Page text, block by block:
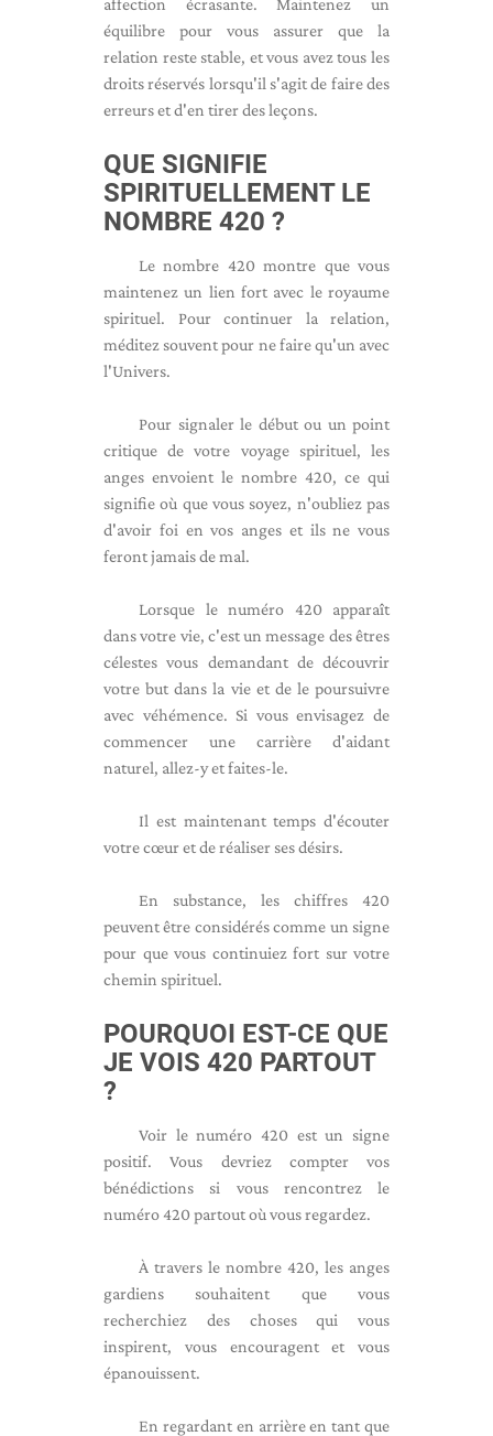
affection écrasante. Maintenez un
équilibre pour vous assurer que la
relation reste stable, et vous avez tous les
droits réservés lorsqu'il s'agit de faire des
erreurs et d'en tirer des leçons.
QUE SIGNIFIE
SPIRITUELLEMENT LE
NOMBRE 420 ?
Le nombre 420 montre que vous
maintenez un lien fort avec le royaume
spirituel. Pour continuer la relation,
méditez souvent pour ne faire qu'un avec
l'Univers.
Pour signaler le début ou un point
critique de votre voyage spirituel, les
anges envoient le nombre 420, ce qui
signifie où que vous soyez, n'oubliez pas
d'avoir foi en vos anges et ils ne vous
feront jamais de mal.
Lorsque le numéro 420 apparaît
dans votre vie, c'est un message des êtres
célestes vous demandant de découvrir
votre but dans la vie et de le poursuivre
avec véhémence. Si vous envisagez de
commencer une carrière d'aidant
naturel, allez-y et faites-le.
Il est maintenant temps d'écouter
votre cœur et de réaliser ses désirs.
En substance, les chiffres 420
peuvent être considérés comme un signe
pour que vous continuiez fort sur votre
chemin spirituel.
POURQUOI EST-CE QUE
JE VOIS 420 PARTOUT
?
Voir le numéro 420 est un signe
positif. Vous devriez compter vos
bénédictions si vous rencontrez le
numéro 420 partout où vous regardez.
À travers le nombre 420, les anges
gardiens souhaitent que vous
recherchiez des choses qui vous
inspirent, vous encouragent et vous
épanouissent.
En regardant en arrière en tant que